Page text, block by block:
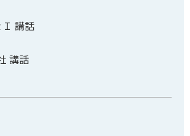
講話
講話